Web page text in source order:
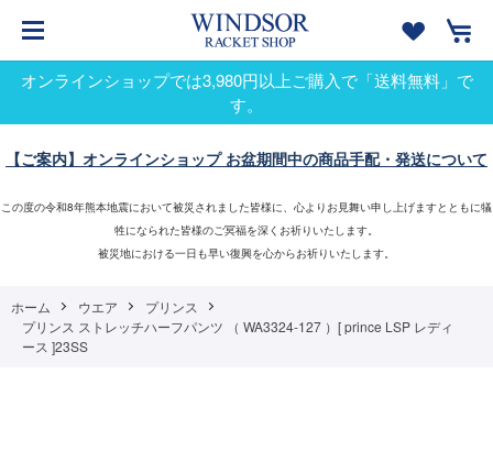
オンラインショップでは3,980円以上ご購入で「送料無料」で
す。
【ご案内】オンラインショップ お盆期間中の商品手配・発送について
この度の令和8年熊本地震において被災されました皆様に、心よりお見舞い申し上げますとともに犠
牲になられた皆様のご冥福を深くお祈りいたします。
被災地における一日も早い復興を心からお祈りいたします。
ホーム ウエア
プリンス
プリンス ストレッチハーフパンツ （ WA3324-127 ）[ prince LSP レディ
ース ]23SS